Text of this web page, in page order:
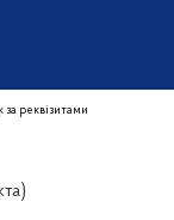
за реквізитами